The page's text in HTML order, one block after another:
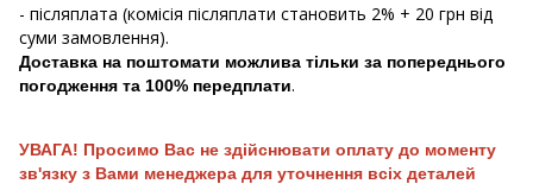
- післяплата (комісія післяплати становить 2% + 20 грн від
суми замовлення).
Доставка на поштомати можлива тільки за попереднього
погодження та 100% передплати.
УВАГА! Просимо Вас не здійснювати оплату до моменту
зв'язку з Вами менеджера для уточнення всіх деталей